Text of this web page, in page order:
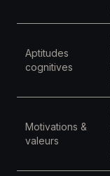
Aptitudes
cognitives
Motivations &
valeurs